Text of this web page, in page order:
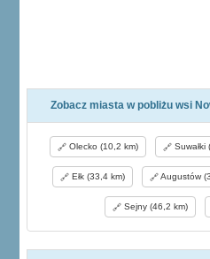
Zobacz miasta w pobliżu wsi
Olecko (10,2 km) Suwałki
Ełk (33,4 km) Augustów
Sejny (46,2 km)